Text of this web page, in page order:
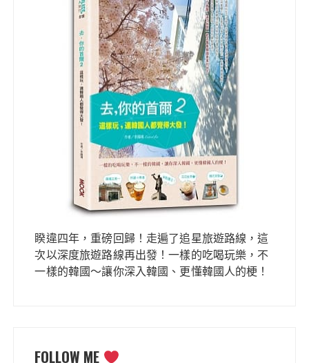
睽違四年，重磅回歸！走遍了追星旅遊路線，這
次以深度旅遊路線再出發！一樣的吃喝玩樂，不
一樣的韓國～讓你深入韓國、更懂韓國人的梗！
FOLLOW ME